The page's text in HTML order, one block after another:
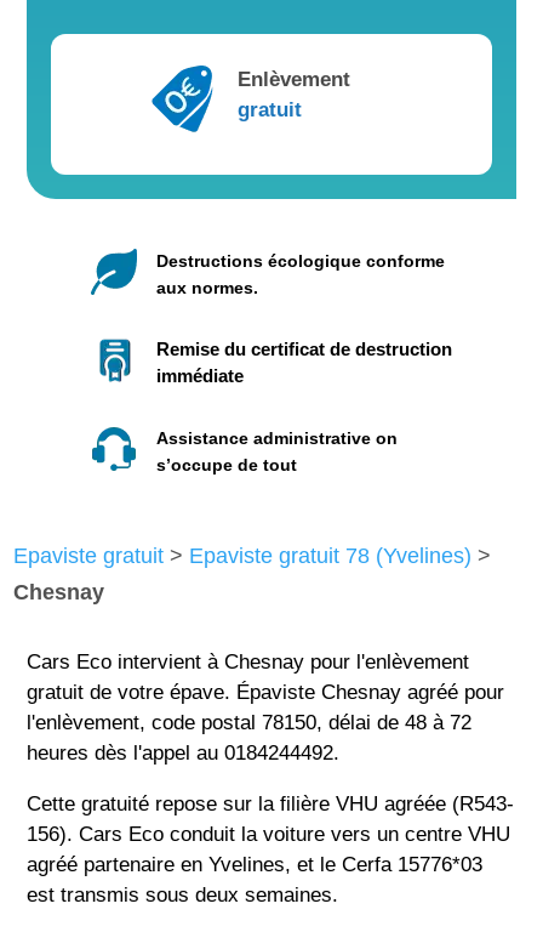
Enlèvement
gratuit
Destructions écologique conforme
aux normes.
Remise du certificat de destruction
immédiate
Assistance administrative on
s’occupe de tout
Epaviste gratuit > Epaviste gratuit 78 (Yvelines) >
Chesnay
Cars Eco intervient à Chesnay pour l'enlèvement
gratuit de votre épave. Épaviste Chesnay agréé pour
l'enlèvement, code postal 78150, délai de 48 à 72
heures dès l'appel au 0184244492.
Cette gratuité repose sur la filière VHU agréée (R543-
156). Cars Eco conduit la voiture vers un centre VHU
agréé partenaire en Yvelines, et le Cerfa 15776*03
est transmis sous deux semaines.